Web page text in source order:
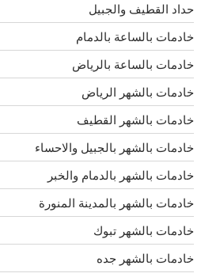
حداد القطيف والجبيل
خادمات بالساعة بالدمام
خادمات بالساعة بالرياض
خادمات بالشهر الرياض
خادمات بالشهر القطيف
خادمات بالشهر بالجبيل والاحساء
خادمات بالشهر بالدمام والخبر
خادمات بالشهر بالمدينة المنورة
خادمات بالشهر تبوك
خادمات بالشهر جده